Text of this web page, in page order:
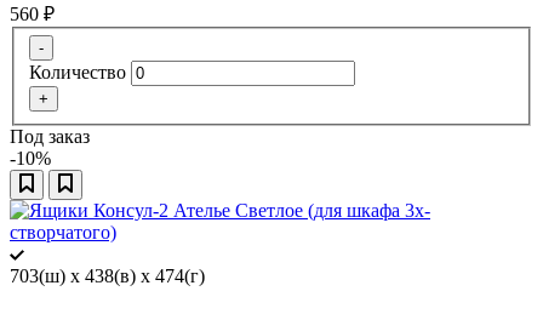
560 ₽
-
Количество
+
Под заказ
-10%
703(ш) x 438(в) x 474(г)